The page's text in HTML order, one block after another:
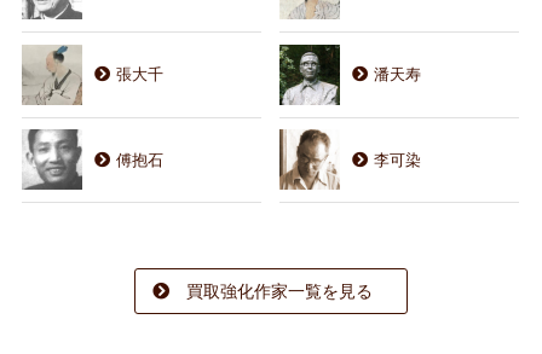
張大千 潘天寿
傅抱石 李可染
買取強化作家一覧を見る